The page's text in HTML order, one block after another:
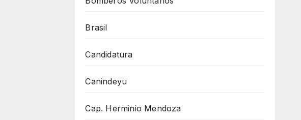
Brasil
Candidatura
Canindeyu
Cap. Herminio Mendoza